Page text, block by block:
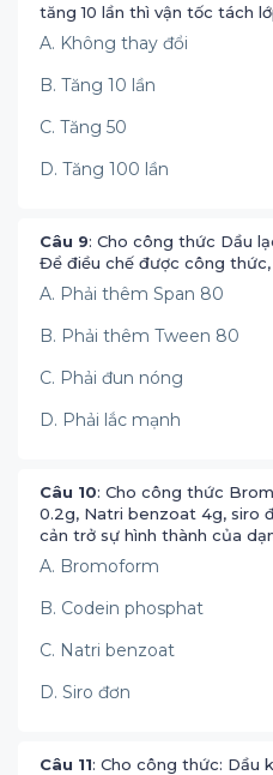
tăng 10 lần thì vận tốc tách
A. Không thay đổi
B. Tăng 10 lần
C. Tăng 50
D. Tăng 100 lần
Câu 9: Cho công thức Dầu
Để điều chế được công thức,
A. Phải thêm Span 80
B. Phải thêm Tween 80
C. Phải đun nóng
D. Phải lắc mạnh
Câu 10: Cho công thức
0.2g, Natri benzoat 4g, siro
cản trở sự hình thành của
A. Bromoform
B. Codein phosphat
C. Natri benzoat
D. Siro đơn
Câu 11: Cho công thức: Dầu